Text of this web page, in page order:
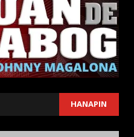
HANAPIN